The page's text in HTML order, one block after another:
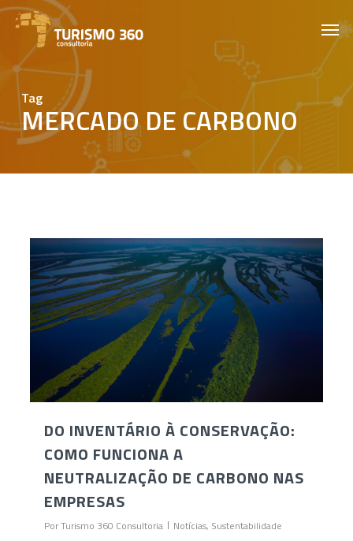
Skip
main
content
Tag
MERCADO DE CARBONO
DO INVENTÁRIO À CONSERVAÇÃO:
COMO FUNCIONA A
NEUTRALIZAÇÃO DE CARBONO NAS
EMPRESAS
PorTurismo 360 Consultoria Notícias, Sustentabilidade